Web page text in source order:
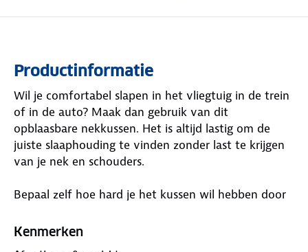
Productinformatie
Wil je comfortabel slapen in het vliegtuig in de trein
of in de auto? Maak dan gebruik van dit
opblaasbare nekkussen. Het is altijd lastig om de
juiste slaaphouding te vinden zonder last te krijgen
van je nek en schouders.
Bepaal zelf hoe hard je het kussen wil hebben door
gebruik laat je het nekkussen eenvoudig leeglopen
Kenmerken